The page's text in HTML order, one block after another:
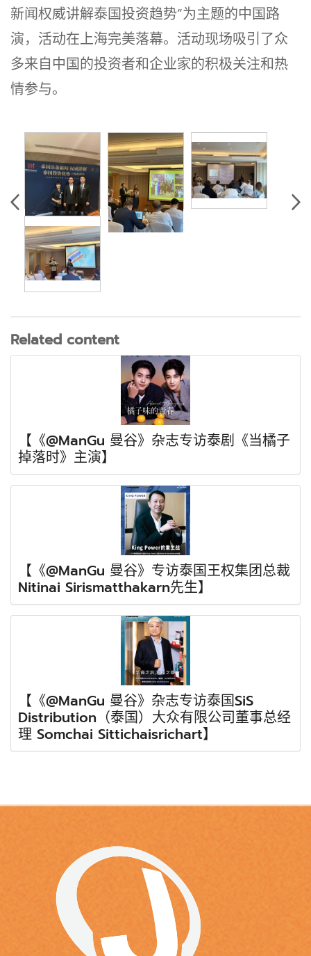
新闻权威讲解泰国投资趋势”为主题的中国路
演，活动在上海完美落幕。活动现场吸引了众
多来自中国的投资者和企业家的积极关注和热
情参与。
Related content
【《@ManGu 曼谷》杂志专访泰剧《当橘子
掉落时》主演】
【《@ManGu 曼谷》专访泰国王权集团总裁
Nitinai Sirismatthakarn先生】
【《@ManGu 曼谷》杂志专访泰国SiS
Distribution（泰国）大众有限公司董事总经
理 Somchai Sittichaisrichart】